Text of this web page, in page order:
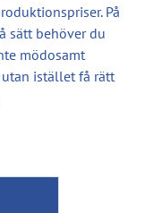
På
sätt behöver du
mödosamt
istället få rätt